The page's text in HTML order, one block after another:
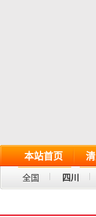
本站首页
全国 四川